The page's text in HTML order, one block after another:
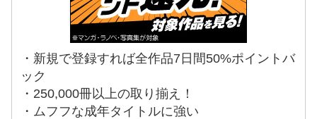
・新規で登録すれば全作品7日間50%ポイントバ
ック
・250,000冊以上の取り揃え！
・ムフフな成年タイトルに強い